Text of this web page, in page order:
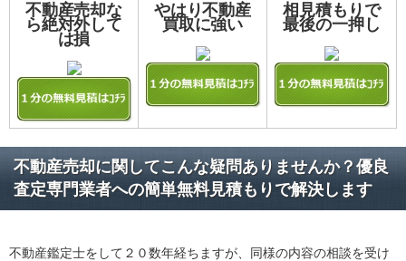
不動産売却な
ら絶対外して
は損
やはり不動産
買取に強い
相見積もりで
最後の一押し
不動産売却に関してこんな疑問ありませんか？優良
査定専門業者への簡単無料見積もりで解決します
不動産鑑定士をして２０数年経ちますが、同様の内容の相談を受け